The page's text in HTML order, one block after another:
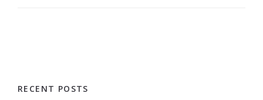
RECENT POSTS